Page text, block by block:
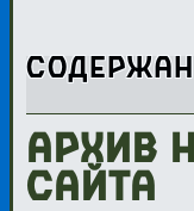
Архив
сайта